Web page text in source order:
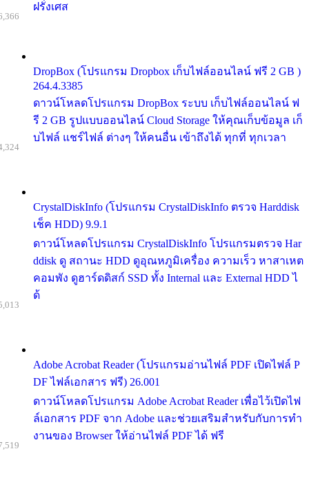
ฝรั่งเศส
DropBox (โปรแกรม Dropbox เก็บไฟล์ออนไลน์ ฟรี 2 GB )
264.4.3385
ดาวน์โหลดโปรแกรม DropBox ระบบ เก็บไฟล์ออนไลน์ ฟ
รี 2 GB รูปแบบออนไลน์ Cloud Storage ให้คุณเก็บข้อมูล เก็
บไฟล์ แชร์ไฟล์ ต่างๆ ให้คนอื่น เข้าถึงได้ ทุกที่ ทุกเวลา
CrystalDiskInfo (โปรแกรม CrystalDiskInfo ตรวจ Harddisk
เช็ค HDD) 9.9.1
ดาวน์โหลดโปรแกรม CrystalDiskInfo โปรแกรมตรวจ Har
ddisk ดู สถานะ HDD ดูอุณหภูมิเครื่อง ความเร็ว หาสาเหต
คอมพัง ดูฮาร์ดดิสก์ SSD ทั้ง Internal และ External HDD ไ
ด้
Adobe Acrobat Reader (โปรแกรมอ่านไฟล์ PDF เปิดไฟล์ P
DF ไฟล์เอกสาร ฟรี) 26.001
ดาวน์โหลดโปรแกรม Adobe Acrobat Reader เพื่อไว้เปิดไฟ
ล์เอกสาร PDF จาก Adobe และช่วยเสริมสำหรับกับการทำ
งานของ Browser ให้อ่านไฟล์ PDF ได้ ฟรี